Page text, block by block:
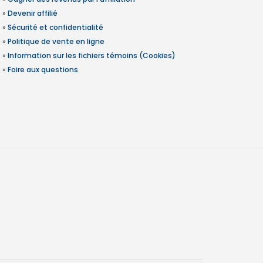
» Devenir affilié
» Sécurité et confidentialité
» Politique de vente en ligne
» Information sur les fichiers témoins (Cookies)
» Foire aux questions